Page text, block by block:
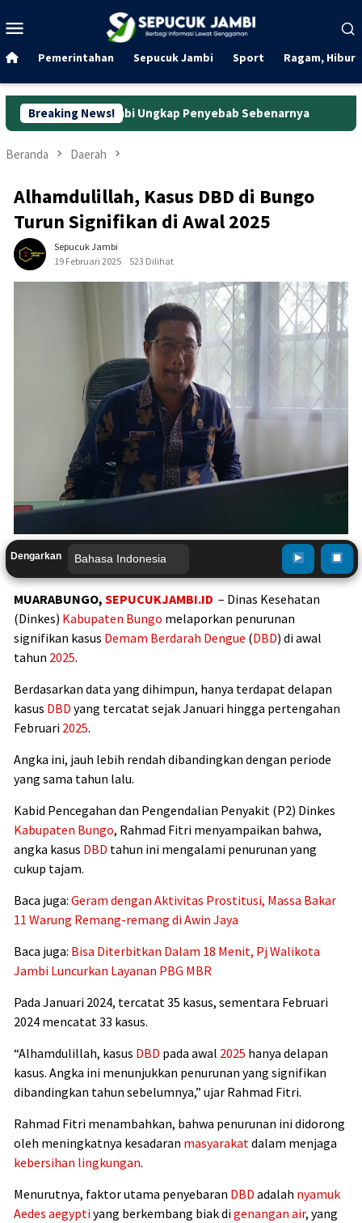
ke
Mobile
Pemerintahan Sepucuk Jambi Sport Ragam,
Breaking News!
Ungkap Penyebab Sebenarnya Wanita Pengguna
Beranda Daerah
Alhamdulillah, Kasus DBD di Bungo
Turun Signifikan di Awal 2025
Sepucuk Jambi
19 Februari 2025
523 Dilihat
Dengarkan
MUARABUNGO, SEPUCUKJAMBI.ID – Dinas Kesehatan
(Dinkes) Kabupaten Bungo melaporkan penurunan
signifikan kasus Demam Berdarah Dengue (DBD) di awal
tahun 2025.
Berdasarkan data yang dihimpun, hanya terdapat delapan
kasus DBD yang tercatat sejak Januari hingga pertengahan
Februari 2025.
Angka ini, jauh lebih rendah dibandingkan dengan periode
yang sama tahun lalu.
Kabid Pencegahan dan Pengendalian Penyakit (P2) Dinkes
Kabupaten Bungo, Rahmad Fitri menyampaikan bahwa,
angka kasus DBD tahun ini mengalami penurunan yang
cukup tajam.
Baca juga: Geram dengan Aktivitas Prostitusi, Massa Bakar
11 Warung Remang-remang di Awin Jaya
Baca juga: Bisa Diterbitkan Dalam 18 Menit, Pj Walikota
Jambi Luncurkan Layanan PBG MBR
Pada Januari 2024, tercatat 35 kasus, sementara Februari
2024 mencatat 33 kasus.
“Alhamdulillah, kasus DBD pada awal 2025 hanya delapan
kasus. Angka ini menunjukkan penurunan yang signifikan
dibandingkan tahun sebelumnya,” ujar Rahmad Fitri.
Rahmad Fitri menambahkan, bahwa penurunan ini didorong
oleh meningkatnya kesadaran masyarakat dalam menjaga
kebersihan lingkungan.
Menurutnya, faktor utama penyebaran DBD adalah nyamuk
Aedes aegyptiyang berkembang biak digenangan air, yang